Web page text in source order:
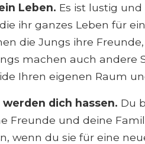
Leben. Es ist lustig
ihr ganzes Leben für
die Jungs ihre
machen auch andere
Ihren eigenen Raum
dich hassen. Du
Freunde und deine
wenn du sie für eine